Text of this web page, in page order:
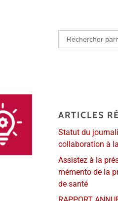
Search
for:
ARTICLES
Statut du
collaboration à
Assistez à la
mémento de la
de santé